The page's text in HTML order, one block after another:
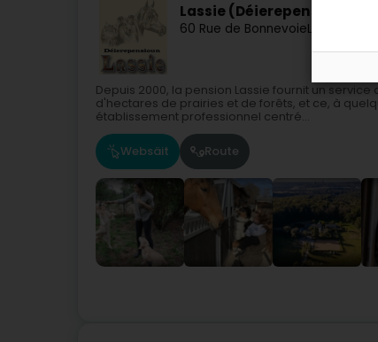
Lassie (Déierepensioun)
60 Rue de BonnevoieL-5950
Depuis 2000, la pension Lassie fournit un
d'hectares de prairies et de forêts, et ce, à
établissement professionnel centré...
Websäit Route